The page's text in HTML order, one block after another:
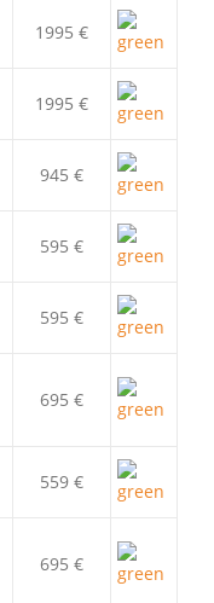
1995 €
1995 €
945 €
595 €
595 €
695 €
559 €
695 €